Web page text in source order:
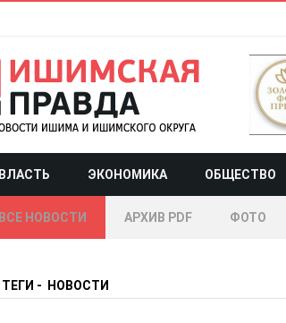
ВЛАСТЬ ЭКОНОМИКА ОБЩЕСТВО
ВСЕ НОВОСТИ АРХИВ PDF ФОТО
ТЕГИ - НОВОСТИ